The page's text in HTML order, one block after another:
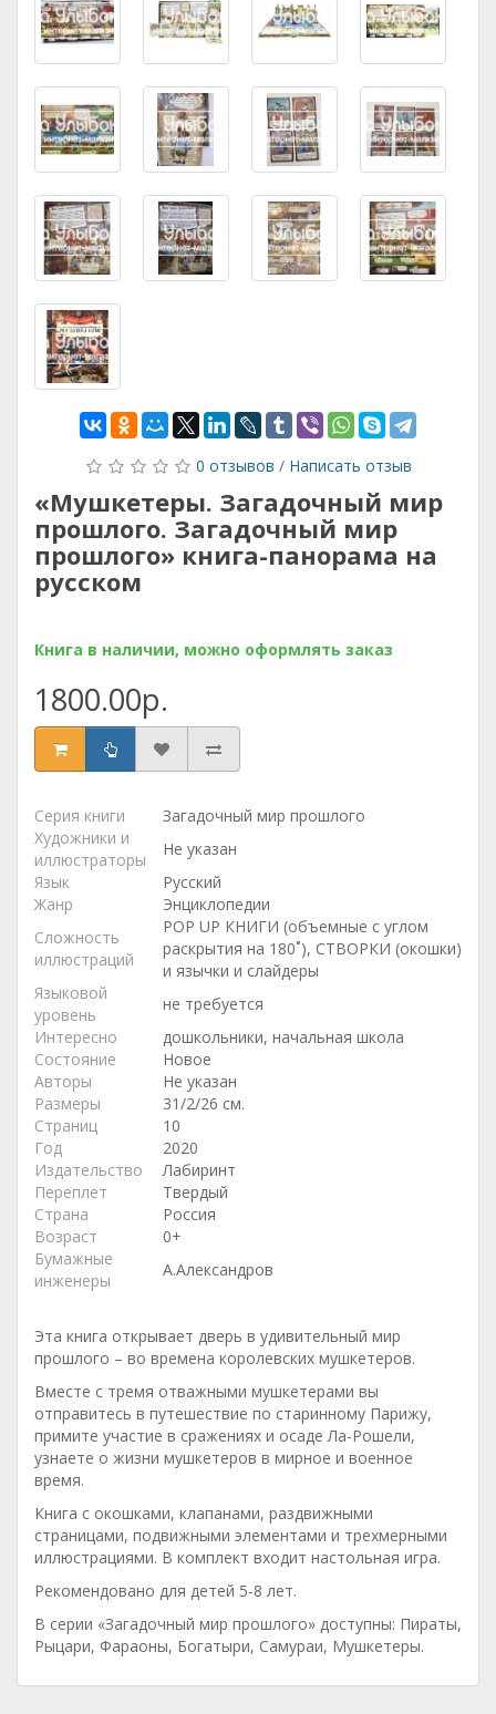
0 отзывов / Написать отзыв
«Мушкетеры. Загадочный мир
прошлого. Загадочный мир
прошлого» книга-панорама на
русском
Книга в наличии, можно оформлять заказ
1800.00р.
Серия книги
Загадочный мир прошлого
Художники и
иллюстраторы
Не указан
Язык
Русский
Жанр
Энциклопедии
Сложность
иллюстраций
POP UP КНИГИ (объемные с углом
раскрытия на 180˚), СТВОРКИ (окошки)
и язычки и слайдеры
Языковой
уровень
не требуется
Интересно
дошкольники, начальная школа
Состояние
Новое
Авторы
Не указан
Размеры
31/2/26 см.
Страниц
10
Год
2020
Издательство
Лабиринт
Переплет
Твердый
Страна
Россия
Возраст
0+
Бумажные
инженеры
А.Александров
Эта книга открывает дверь в удивительный мир
прошлого – во времена королевских мушкетеров.
Вместе с тремя отважными мушкетерами вы
отправитесь в путешествие по старинному Парижу,
примите участие в сражениях и осаде Ла-Рошели,
узнаете о жизни мушкетеров в мирное и военное
время.
Книга с окошками, клапанами, раздвижными
страницами, подвижными элементами и трехмерными
иллюстрациями. В комплект входит настольная игра.
Рекомендовано для детей 5-8 лет.
В серии «Загадочный мир прошлого» доступны: Пираты,
Рыцари, Фараоны, Богатыри, Самураи, Мушкетеры.